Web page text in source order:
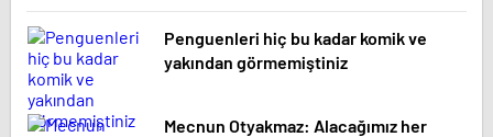
Penguenleri hiç bu kadar komik ve
yakından görmemiştiniz
Mecnun Otyakmaz: Alacağımız her